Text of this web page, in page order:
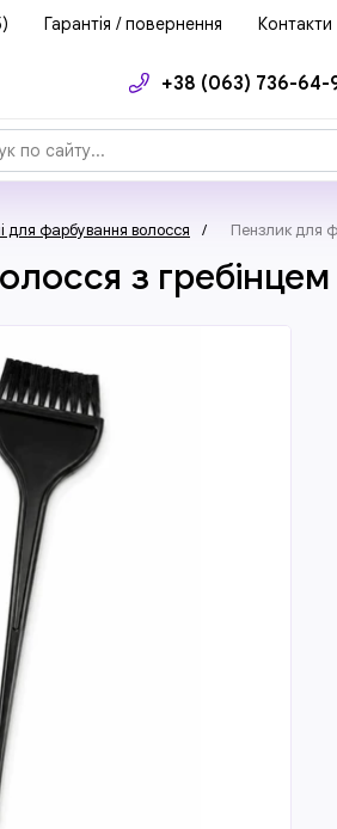
Гарантія / повернення Контакти
+38 (063) 736-64-
для фарбування волосся / Пензлик для
з